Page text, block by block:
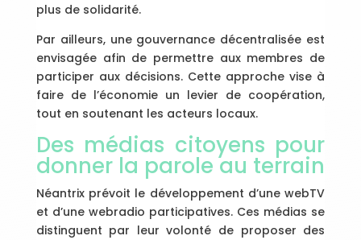
plus de solidarité.
Par ailleurs, une gouvernance décentralisée est
envisagée afin de permettre aux membres de
participer aux décisions. Cette approche vise à
faire de l’économie un levier de coopération,
tout en soutenant les acteurs locaux.
Des médias citoyens pour
donner la parole au terrain
Néantrix prévoit le développement d’une webTV
et d’une webradio participatives. Ces médias se
distinguent par leur volonté de proposer des